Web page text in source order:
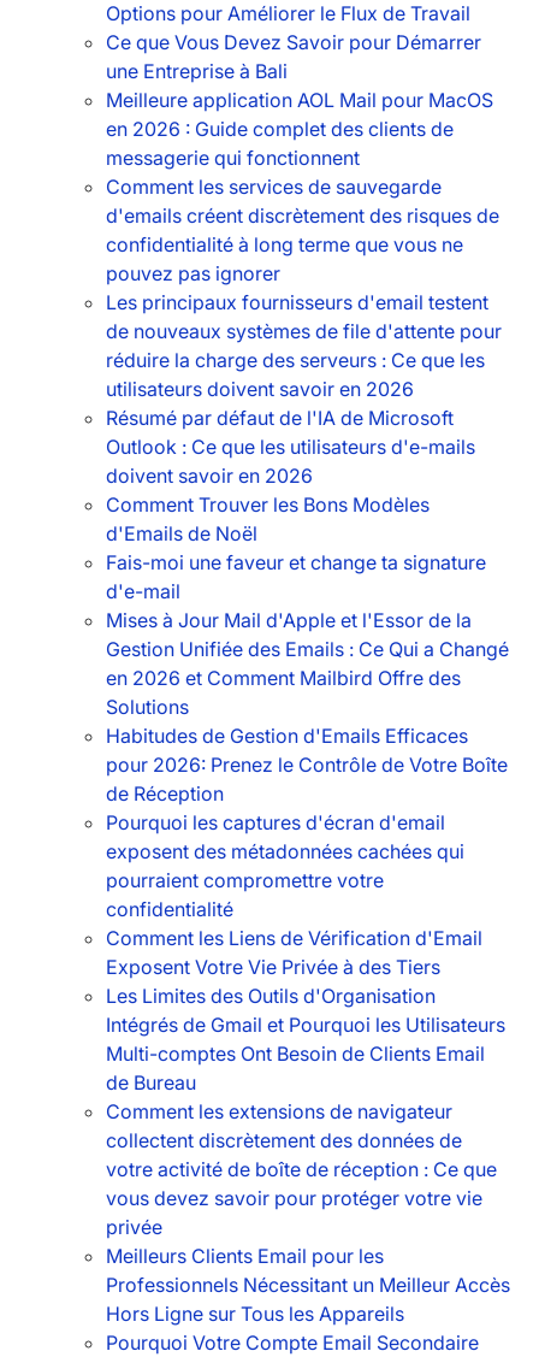
Options pour Améliorer le Flux de Travail
Ce que Vous Devez Savoir pour Démarrer
une Entreprise à Bali
Meilleure application AOL Mail pour MacOS
en 2026 : Guide complet des clients de
messagerie qui fonctionnent
Comment les services de sauvegarde
d'emails créent discrètement des risques de
confidentialité à long terme que vous ne
pouvez pas ignorer
Les principaux fournisseurs d'email testent
de nouveaux systèmes de file d'attente pour
réduire la charge des serveurs : Ce que les
utilisateurs doivent savoir en 2026
Résumé par défaut de l'IA de Microsoft
Outlook : Ce que les utilisateurs d'e-mails
doivent savoir en 2026
Comment Trouver les Bons Modèles
d'Emails de Noël
Fais-moi une faveur et change ta signature
d'e-mail
Mises à Jour Mail d'Apple et l'Essor de la
Gestion Unifiée des Emails : Ce Qui a Changé
en 2026 et Comment Mailbird Offre des
Solutions
Habitudes de Gestion d'Emails Efficaces
pour 2026: Prenez le Contrôle de Votre Boîte
de Réception
Pourquoi les captures d'écran d'email
exposent des métadonnées cachées qui
pourraient compromettre votre
confidentialité
Comment les Liens de Vérification d'Email
Exposent Votre Vie Privée à des Tiers
Les Limites des Outils d'Organisation
Intégrés de Gmail et Pourquoi les Utilisateurs
Multi-comptes Ont Besoin de Clients Email
de Bureau
Comment les extensions de navigateur
collectent discrètement des données de
votre activité de boîte de réception : Ce que
vous devez savoir pour protéger votre vie
privée
Meilleurs Clients Email pour les
Professionnels Nécessitant un Meilleur Accès
Hors Ligne sur Tous les Appareils
Pourquoi Votre Compte Email Secondaire